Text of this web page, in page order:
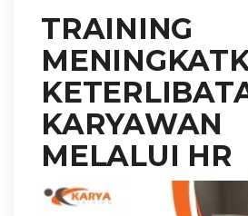
TRAINING
KARYAWAN
MELALUI HR